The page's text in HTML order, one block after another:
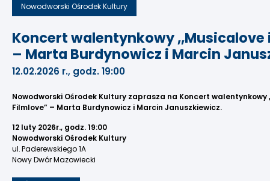
Nowodworski Ośrodek Kultury
Koncert walentynkowy ,,Musicalove
– Marta Burdynowicz i Marcin
12.02.2026 r., godz. 19:00
Nowodworski Ośrodek Kultury zaprasza na Koncert walentynkowy
Filmlove” – Marta Burdynowicz i Marcin Januszkiewicz.
12 luty 2026r., godz. 19:00
Nowodworski Ośrodek Kultury
ul. Paderewskiego 1A
Nowy Dwór Mazowiecki